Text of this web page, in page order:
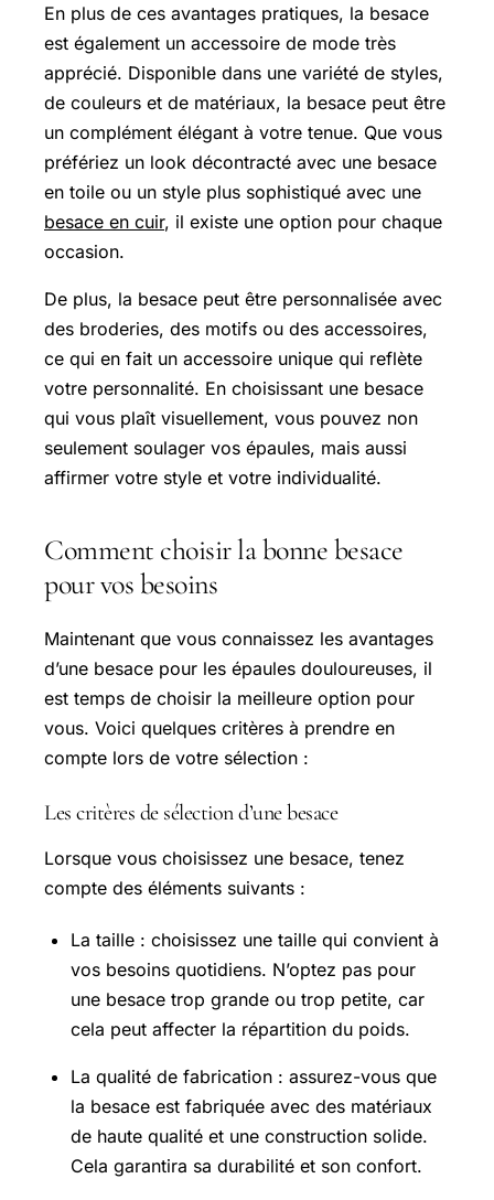
En plus de ces avantages pratiques, la besace
est également un accessoire de mode très
apprécié. Disponible dans une variété de styles,
de couleurs et de matériaux, la besace peut être
un complément élégant à votre tenue. Que vous
préfériez un look décontracté avec une besace
en toile ou un style plus sophistiqué avec une
besace en cuir, il existe une option pour chaque
occasion.
De plus, la besace peut être personnalisée avec
des broderies, des motifs ou des accessoires,
ce qui en fait un accessoire unique qui reflète
votre personnalité. En choisissant une besace
qui vous plaît visuellement, vous pouvez non
seulement soulager vos épaules, mais aussi
affirmer votre style et votre individualité.
Comment choisir la bonne besace
pour vos besoins
Maintenant que vous connaissez les avantages
d’une besace pour les épaules douloureuses, il
est temps de choisir la meilleure option pour
vous. Voici quelques critères à prendre en
compte lors de votre sélection :
Les critères de sélection d’une besace
Lorsque vous choisissez une besace, tenez
compte des éléments suivants :
La taille : choisissez une taille qui convient à
vos besoins quotidiens. N’optez pas pour
une besace trop grande ou trop petite, car
cela peut affecter la répartition du poids.
La qualité de fabrication : assurez-vous que
la besace est fabriquée avec des matériaux
de haute qualité et une construction solide.
Cela garantira sa durabilité et son confort.